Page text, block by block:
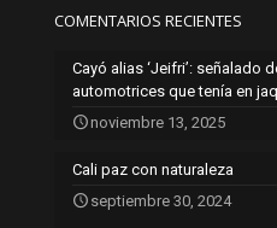
COMENTARIOS RECIENTES
Cayó alias ‘Jeifri’: señalado
automotrices que tenía en
noviembre 13, 2025
Cali paz con naturaleza
septiembre 30, 2024